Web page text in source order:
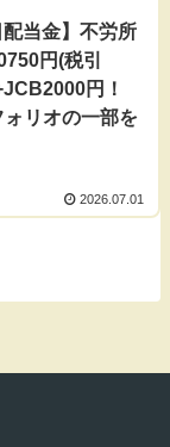
配当金】不労所
円(税引
円！
リオの一部を
2026.07.01